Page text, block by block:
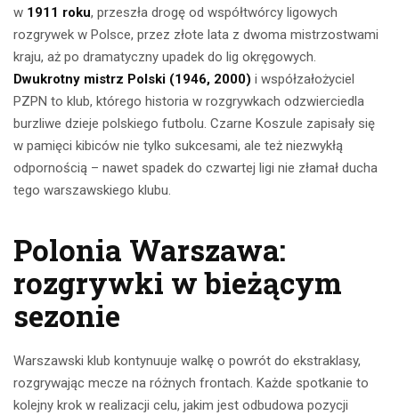
w 1911 roku, przeszła drogę od współtwórcy ligowych
rozgrywek w Polsce, przez złote lata z dwoma mistrzostwami
kraju, aż po dramatyczny upadek do lig okręgowych.
Dwukrotny mistrz Polski (1946, 2000) i współzałożyciel
PZPN to klub, którego historia w rozgrywkach odzwierciedla
burzliwe dzieje polskiego futbolu. Czarne Koszule zapisały się
w pamięci kibiców nie tylko sukcesami, ale też niezwykłą
odpornością – nawet spadek do czwartej ligi nie złamał ducha
tego warszawskiego klubu.
Polonia Warszawa:
rozgrywki w bieżącym
sezonie
Warszawski klub kontynuuje walkę o powrót do ekstraklasy,
rozgrywając mecze na różnych frontach. Każde spotkanie to
kolejny krok w realizacji celu, jakim jest odbudowa pozycji